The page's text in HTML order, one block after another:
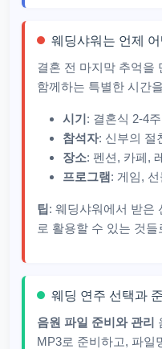
웨딩샤워는 언제
결혼 전 마지막 추억을
함께하는 특별한 시간
시기: 결혼식 2-4
참석자: 신부의 절
장소: 펜션, 카페,
프로그램 : 게임,
팁 : 웨딩샤워에서 받은
로 활용할 수 있는 것
웨딩 연주 선택과
음원 파일 준비와 관리
MP3로 준비하고, 파일